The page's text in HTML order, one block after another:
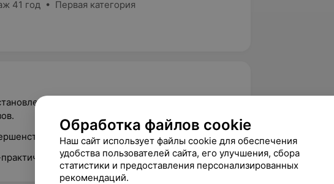
41 год • Первая категория
и реставрации зубов, изготовлению
по пародонтологии.
практических конференциях БЕЛМАПО.
Обработка файлов cookie
Наш сайт использует файлы cookie для обеспечения
удобства пользователей сайта, его улучшения, сбора
статистики и предоставления персонализированных
рекомендаций.